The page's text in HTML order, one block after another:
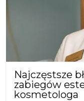
Najczęstsze
zabiegów
kosmetologa